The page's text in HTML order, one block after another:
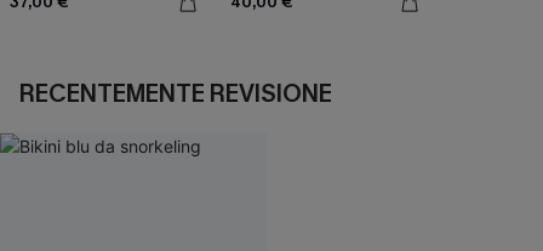
RECENTEMENTE REVISIONE